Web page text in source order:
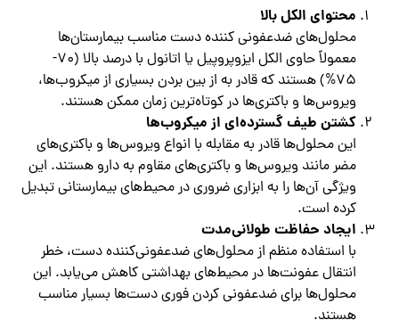
محتوای الکل بالا
محلول‌های ضدعفونی کننده دست مناسب بیمارستان‌ها
معمولاً حاوی الکل ایزوپروپیل یا اتانول با درصد بالا (70-
75%) هستند که قادر به از بین بردن بسیاری از میکروب‌ها،
ویروس‌ها و باکتری‌ها در کوتاه‌ترین زمان ممکن هستند.
کشتن طیف گسترده‌ای از میکروب‌ها
این محلول‌ها قادر به مقابله با انواع ویروس‌ها و باکتری‌های
مضر مانند ویروس‌ها و باکتری‌های مقاوم به دارو هستند. این
ویژگی آن‌ها را به ابزاری ضروری در محیط‌های بیمارستانی تبدیل
کرده است.
ایجاد حفاظت طولانی‌مدت
با استفاده منظم از محلول‌های ضدعفونی‌کننده دست، خطر
انتقال عفونت‌ها در محیط‌های بهداشتی کاهش می‌یابد. این
محلول‌ها برای ضدعفونی کردن فوری دست‌ها بسیار مناسب